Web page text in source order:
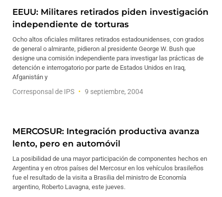
EEUU: Militares retirados piden investigación
independiente de torturas
Ocho altos oficiales militares retirados estadounidenses, con grados
de general o almirante, pidieron al presidente George W. Bush que
designe una comisión independiente para investigar las prácticas de
detención e interrogatorio por parte de Estados Unidos en Iraq,
Afganistán y
Corresponsal de IPS 9 septiembre, 2004
MERCOSUR: Integración productiva avanza
lento, pero en automóvil
La posibilidad de una mayor participación de componentes hechos en
Argentina y en otros países del Mercosur en los vehículos brasileños
fue el resultado de la visita a Brasilia del ministro de Economía
argentino, Roberto Lavagna, este jueves.